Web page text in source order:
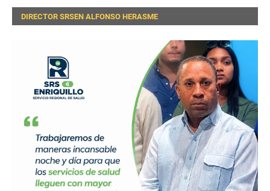
DIRECTOR SRSEN ALFONSO HERASME